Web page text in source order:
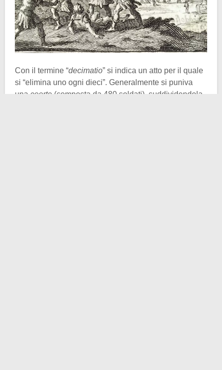
Con il termine “decimatio” si indica un atto per il quale
si “elimina uno ogni dieci”. Generalmente si puniva
una coorte (composta da 480 soldati), suddividendola